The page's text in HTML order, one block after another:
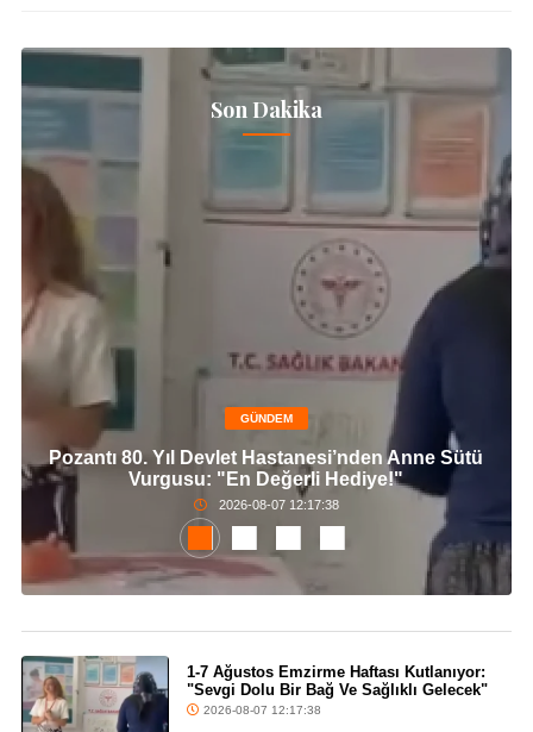
Son Dakika
GÜNDEM
Pozantı 80. Yıl Devlet Hastanesi’nden Anne Sütü
Vurgusu: "En Değerli Hediye!"
2026-08-07 12:17:38
1-7 Ağustos Emzirme Haftası Kutlanıyor:
"Sevgi Dolu Bir Bağ Ve Sağlıklı Gelecek"
2026-08-07 12:17:38